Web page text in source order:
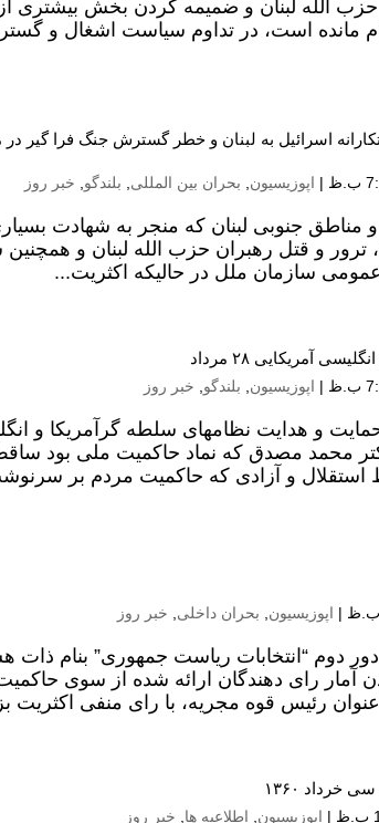
حزب الله لبنان و ضمیمه کردن بخش بیشتری
مانده است، در تداوم سیاست اشغال و
اسرائیل به لبنان و خطر گسترش جنگ فرا گیر
| اپوزیسیون بحران بین المللی بلندگو خبر روز
و مناطق جنوبی لبنان که منجر به شهادت
و قتل رهبران حزب الله لبنان و همچنین
عمومی سازمان ملل در حالیکه اکثریت...
آمریکایی ۲۸ مرداد
| اپوزیسیون بلندگو خبر روز
کودتای دربار با حمایت و هدایت نظامهای سلطه گرآمریکا و
محمد مصدق که نماد حاکمیت ملی بود
خط استقلال و آزادی که حاکمیت مردم بر
| اپوزیسیون بحران داخلی خبر روز
دور دوم “انتخابات ریاست جمهوری” بنام
رای دهندگان ارائه شده از سوی
رئیس قوه مجریه، با رای منفی اکثریت
۱۳۶۰
| اپوزیسیون اطلاعیه ها خبر روز